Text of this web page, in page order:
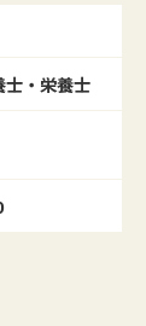
・栄養士